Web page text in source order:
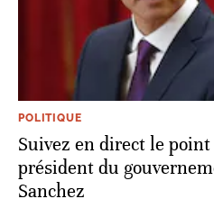
POLITIQUE
Suivez en direct le point
président du
Sanchez